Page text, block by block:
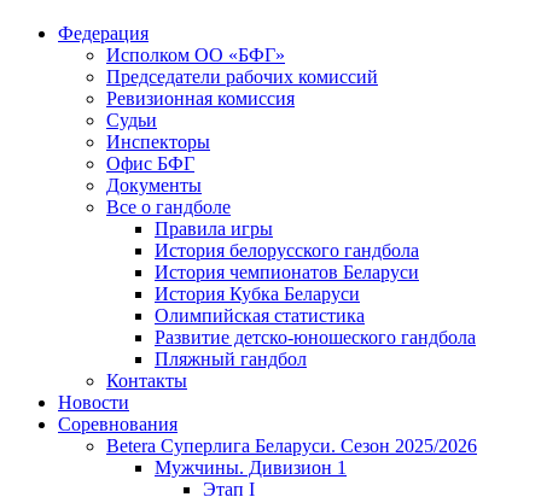
Федерация
Исполком ОО «БФГ»
Председатели рабочих комиссий
Ревизионная комиссия
Судьи
Инспекторы
Офис БФГ
Документы
Все о гандболе
Правила игры
История белорусского гандбола
История чемпионатов Беларуси
История Кубка Беларуси
Олимпийская статистика
Развитие детско-юношеского гандбола
Пляжный гандбол
Контакты
Новости
Соревнования
Betera Суперлига Беларуси. Сезон 2025/2026
Мужчины. Дивизион 1
Этап I